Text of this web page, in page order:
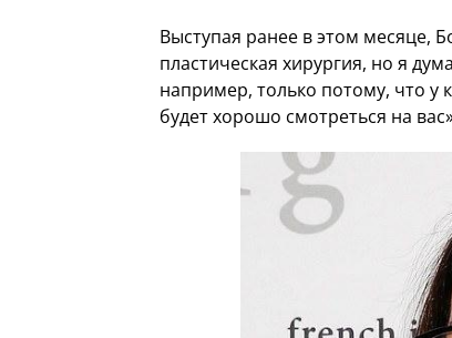
Выступая ранее в этом месяце,
пластическая хирургия, но я
например, только потому, что у
будет хорошо смотреться на